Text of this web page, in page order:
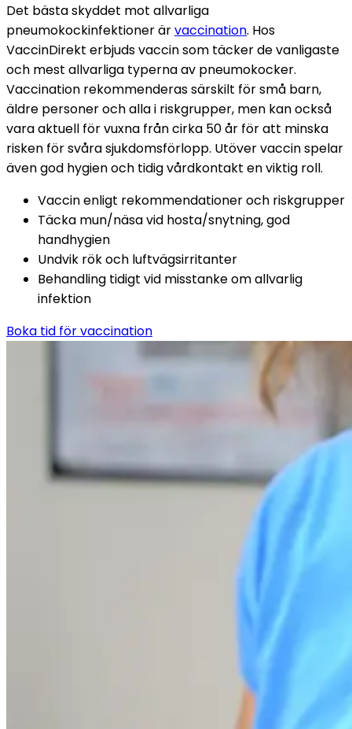
Det bästa skyddet mot allvarliga
pneumokockinfektioner är vaccination. Hos
VaccinDirekt erbjuds vaccin som täcker de vanligaste
och mest allvarliga typerna av pneumokocker.
Vaccination rekommenderas särskilt för små barn,
äldre personer och alla i riskgrupper, men kan också
vara aktuell för vuxna från cirka 50 år för att minska
risken för svåra sjukdomsförlopp. Utöver vaccin spelar
även god hygien och tidig vårdkontakt en viktig roll.
Vaccin enligt rekommendationer och riskgrupper
Täcka mun/näsa vid hosta/snytning, god
handhygien
Undvik rök och luftvägsirritanter
Behandling tidigt vid misstanke om allvarlig
infektion
Boka tid för vaccination